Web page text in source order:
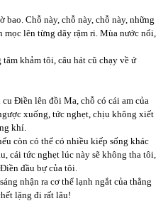
Chỗ này, chỗ này, chỗ này, những
lên từng dãy rậm ri. Mùa nước nổi,
khảm tôi, câu hát cũ chạy về ứ
Điền lên đồi Ma, chỗ có cái am của
xuống, tức nghẹt, chịu không xiết
khí.
còn có thể có nhiều kiếp sống khác
cái tức nghẹt lúc này sẽ không tha tôi,
đầu bự của tôi.
nhận ra cơ thể lạnh ngắt của thằng
lặng đi rất lâu!